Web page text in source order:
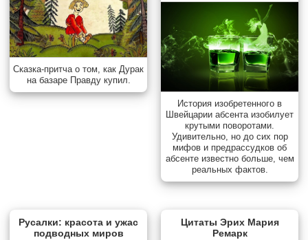
Сказка-притча о том, как Дурак
на базаре Правду купил.
История изобретенного в
Швейцарии абсента изобилует
крутыми поворотами.
Удивительно, но до сих пор
мифов и предрассудков об
абсенте известно больше, чем
реальных фактов.
Русалки: красота и ужас
подводных миров
Цитаты Эрих Мария
Ремарк